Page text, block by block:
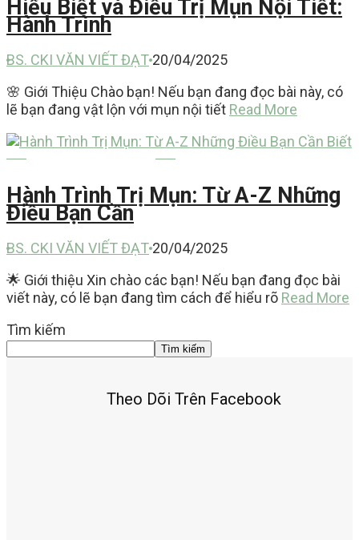
Hiểu Biết và Điều Trị Mụn Nội Tiết:
Hành Trình
BS. CKI VĂN VIẾT ĐẠT 20/04/2025
🌸 Giới Thiệu Chào bạn! Nếu bạn đang đọc bài này, có
lẽ bạn đang vật lộn với mụn nội tiết Read More
Hành Trình Trị Mụn: Từ A-Z Những
Điều Bạn Cần
BS. CKI VĂN VIẾT ĐẠT 20/04/2025
🌟 Giới thiệu Xin chào các bạn! Nếu bạn đang đọc bài
viết này, có lẽ bạn đang tìm cách để hiểu rõ Read More
Tìm kiếm
Tìm kiếm
Theo Dõi Trên Facebook